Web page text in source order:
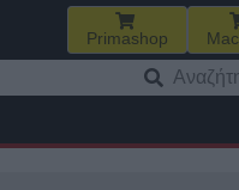
Primashop